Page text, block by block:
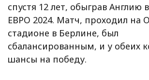
спустя 12 лет, обыграв Англию
ЕВРО 2024. Матч, проходил на
стадионе в Берлине, был
сбалансированным, и у обеих
шансы на победу.